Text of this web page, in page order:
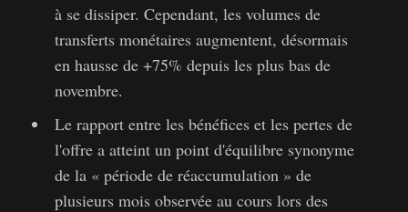
à se dissiper. Cependant, les volumes de
transferts monétaires augmentent, désormais
en hausse de +75% depuis les plus bas de
novembre.
Le rapport entre les bénéfices et les pertes de
l'offre a atteint un point d'équilibre synonyme
de la « période de réaccumulation » de
plusieurs mois observée au cours lors des